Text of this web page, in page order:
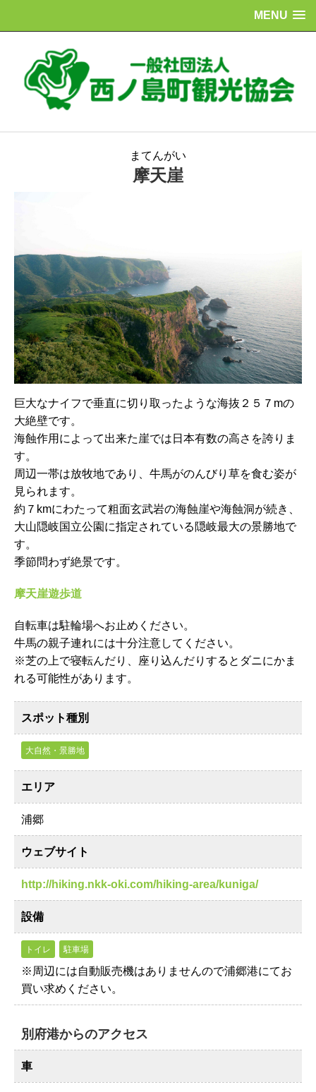
MENU
まてんがい
摩天崖
巨大なナイフで垂直に切り取ったような海抜２５７mの
大絶壁です。
海蝕作用によって出来た崖では日本有数の高さを誇りま
す。
周辺一帯は放牧地であり、牛馬がのんびり草を食む姿が
見られます。
約７kmにわたって粗面玄武岩の海蝕崖や海蝕洞が続き、
大山隠岐国立公園に指定されている隠岐最大の景勝地で
す。
季節問わず絶景です。
摩天崖遊歩道
自転車は駐輪場へお止めください。
牛馬の親子連れには十分注意してください。
※芝の上で寝転んだり、座り込んだりするとダニにかま
れる可能性があります。
スポット種別
大自然・景勝地
エリア
浦郷
ウェブサイト
http://hiking.nkk-oki.com/hiking-area/kuniga/
設備
トイレ 駐車場
※周辺には自動販売機はありませんので浦郷港にてお
買い求めください。
別府港からのアクセス
車